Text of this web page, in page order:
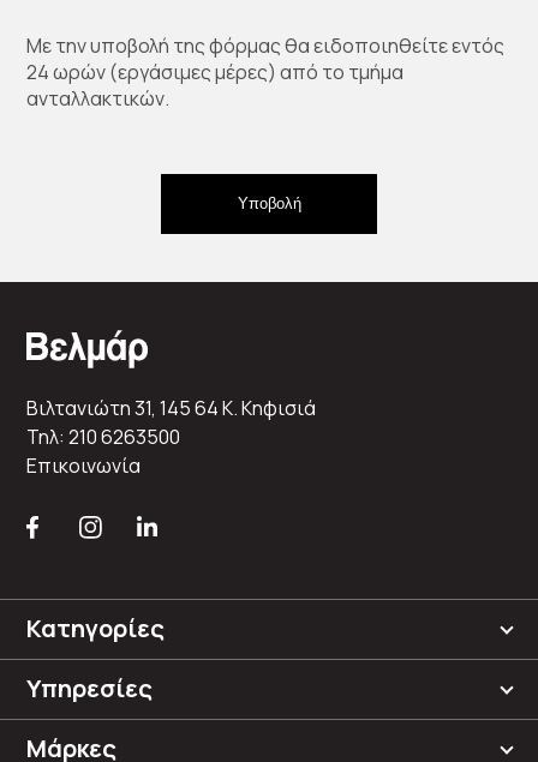
Με την υποβολή της φόρμας θα ειδοποιηθείτε εντός
24 ωρών (εργάσιμες μέρες) από το τμήμα
ανταλλακτικών.
Υποβολή
Βιλτανιώτη 31, 145 64 K. Κηφισιά
Τηλ: 210 6263500
Επικοινωνία
Κατηγορίες
Υπηρεσίες
Μάρκες